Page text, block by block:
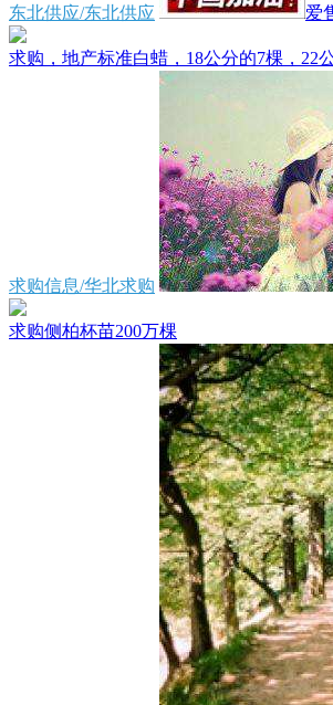
东北供应/东北供应 爱
求购，地产标准白蜡，18公分的7棵，22
求购信息/华北求购
求购侧柏杯苗200万棵